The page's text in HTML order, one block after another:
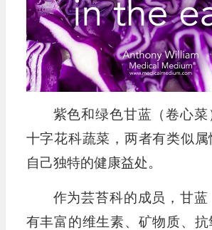
紫色和绿色甘蓝（卷心菜
十字花科蔬菜，两者有类似
自己独特的健康益处。
作为芸苔科的成员，甘蓝
有丰富的维生素、矿物质、